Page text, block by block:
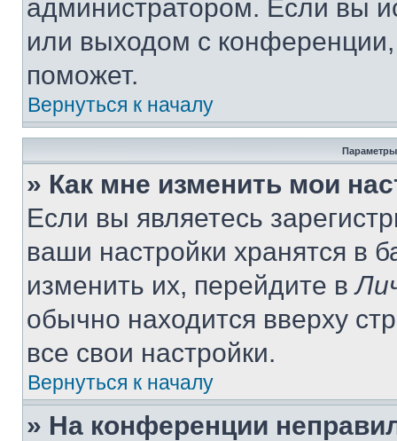
администратором. Если вы
или выходом с
поможет.
Вернуться к началу
Параметры
» Как мне изменить мои
Если вы являетесь
ваши настройки хранятся в
изменить их, перейдите в
обычно находится вверху
все свои настройки.
Вернуться к началу
» На конференции